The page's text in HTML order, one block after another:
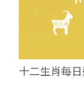
十二生肖每日